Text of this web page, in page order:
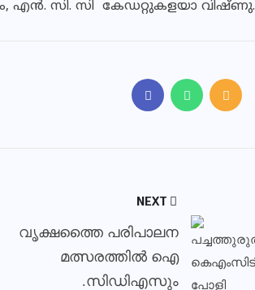
എൻ. സി. സി കേഡറ്റുകളയാ വിഷ്ണു.
NEXT
വൃക്ഷത്തൈ പരിപാലന
മത്സരത്തില്‍ ഐ
.സിഡിഎസും